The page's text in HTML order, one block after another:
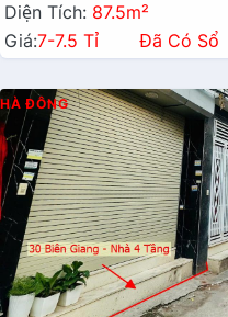
Diện Tích: 87.5m²
Giá:7-7.5 Tỉ Đã Có Sổ
HÀ ĐÔNG